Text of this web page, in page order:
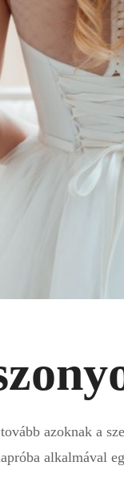
azoknak a
alkalmával